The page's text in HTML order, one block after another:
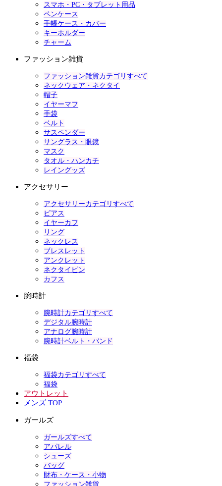
スマホ・PC・タブレット用品
ペンケース
手帳ケース・カバー
キーホルダー
チャーム
ファッション雑貨
ファッション雑貨カテゴリすべて
ネックウェア・ネクタイ
帽子
イヤーマフ
手袋
ベルト
サスペンダー
サングラス・眼鏡
マスク
タオル・ハンカチ
レイングッズ
アクセサリー
アクセサリーカテゴリすべて
ピアス
イヤーカフ
リング
ネックレス
ブレスレット
アンクレット
ネクタイピン
カフス
腕時計
腕時計カテゴリすべて
デジタル腕時計
アナログ腕時計
腕時計ベルト・バンド
福袋
福袋カテゴリすべて
福袋
アウトレット
メンズ TOP
ガールズ
ガールズすべて
アパレル
シューズ
バッグ
財布・ケース・小物
ファッション雑貨